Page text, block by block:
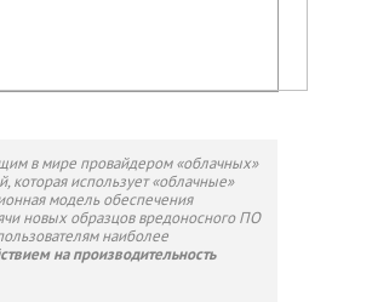
в мире провайдером «облачных»
которая использует «облачные»
модель обеспечения
новых образцов вредоносного ПО
наиболее
на производительность